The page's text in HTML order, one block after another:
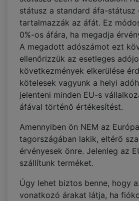
státusz a standard áfa-státusz
tartalmazzák az áfát. Ez
0%-os áfára, ha megadja
A megadott adószámot ezt
ellenőrizzük az esetleges
következmények elkerülése
kötelesek vagyunk a helyi
jelenteni minden EU-s
áfával történő értékesítést.
Amennyiben ön NEM az
tagországában lakik, eltérő
érvényesek önre. Jelenleg az
szállítunk terméket.
Úgy lehet biztos benne, hogy
vonatkozó árakat látja, ha